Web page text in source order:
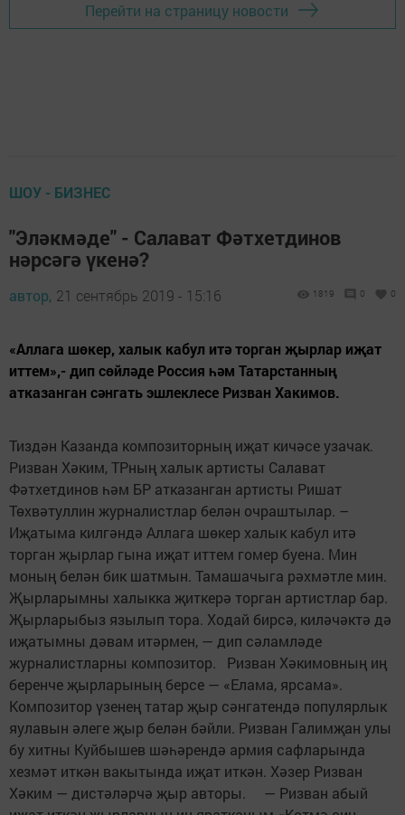
Перейти на страницу новости
ШОУ - БИЗНЕС
"Эләкмәде" - Салават Фәтхетдинов
нәрсәгә үкенә?
автор, 21 сентябрь 2019 - 15:16 1819 0 0
«Аллага шөкер, халык кабул итә торган җырлар иҗат
иттем»,- дип сөйләде Россия һәм Татарстанның
атказанган сәнгать эшлеклесе Ризван Хакимов.
Тиздән Казанда композиторның иҗат кичәсе узачак.
Ризван Хәким, ТРның халык артисты Салават
Фәтхетдинов һәм БР атказанган артисты Ришат
Төхвәтуллин журналистлар белән очраштылар. –
Иҗатыма килгәндә Аллага шөкер халык кабул итә
торган җырлар гына иҗат иттем гомер буена. Мин
моның белән бик шатмын. Тамашачыга рәхмәтле мин.
Җырларымны халыкка җиткерә торган артистлар бар.
Җырларыбыз язылып тора. Ходай бирсә, киләчәктә дә
иҗатымны дәвам итәрмен, — дип сәламләде
журналистларны композитор. Ризван Хәкимовның иң
беренче җырларының берсе — «Елама, ярсама».
Композитор үзенең татар җыр сәнгатендә популярлык
яулавын әлеге җыр белән бәйли. Ризван Галимҗан улы
бу хитны Куйбышев шәһәрендә армия сафларында
хезмәт иткән вакытында иҗат иткән. Хәзер Ризван
Хәким — дистәләрчә җыр авторы. — Ризван абый